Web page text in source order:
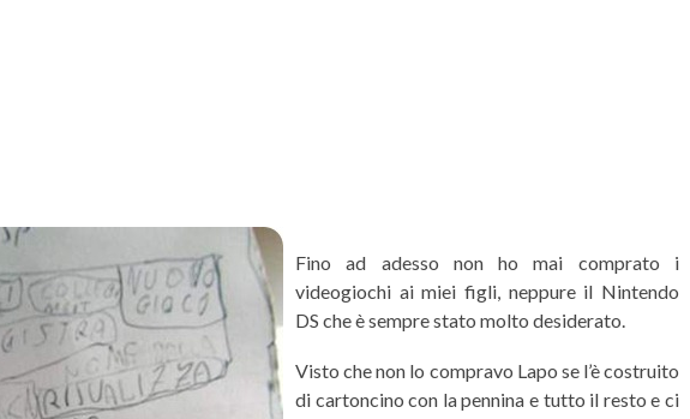
Fino ad adesso non ho mai comprato i
videogiochi ai miei figli, neppure il Nintendo
DS che è sempre stato molto desiderato.
Visto che non lo compravo Lapo se l’è costruito
di cartoncino con la pennina e tutto il resto e ci